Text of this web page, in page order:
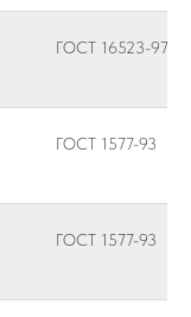
ГОСТ 16523-97
ГОСТ 1577-93
ГОСТ 1577-93